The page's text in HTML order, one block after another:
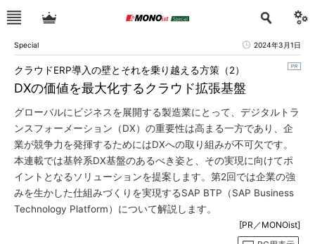
Special 2024年3月1日
DXの価値を最大化するクラウド拡張基盤
クラウドERP導入の壁とそれを乗り越える方策（2）
グローバルにビジネスを展開する製造業にとって、デジタルトラ
ンスフォーメーション（DX）の重要性は高まる一方であり、企
業が競争力を発揮するためにはDXへの取り組みが不可欠です。
本連載では基幹系DX基盤のあるべき姿と、その実現に向けてポ
イントとなるソリューションを提案します。第2回では企業の強
みを生かした仕組みづくりを実現するSAP BTP（SAP Business
Technology Platform）について解説します。
[PR／MONOist]